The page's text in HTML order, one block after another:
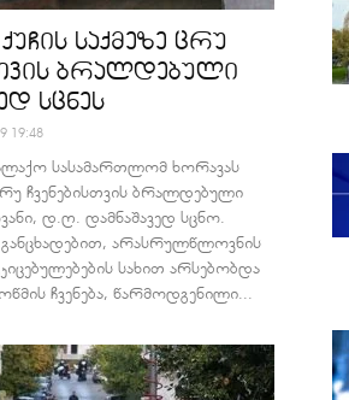
საქმეზე ცრუ
ბრალდებული
სცნეს
19:48
სასამართლომ ხორავას
ჩვენებისთვის ბრალდებული
დ.ღ. დამნაშავედ სცნო.
არასრულწლოვნის
სახით არსებობდა
ჩვენება, წარმოდგენილი...